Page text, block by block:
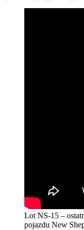
Lot NS-15 –
pojazdu New